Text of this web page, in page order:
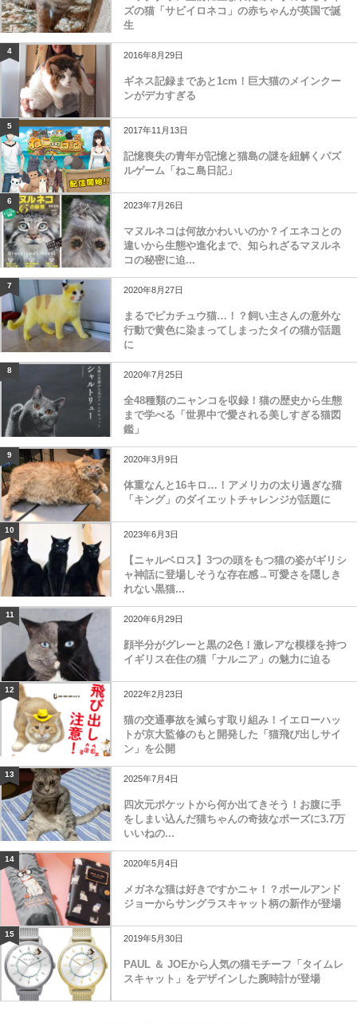
ズの猫「サビイロネコ」の赤ちゃんが英国で誕
生
4 2016年8月29日
ギネス記録まであと1cm！巨大猫のメインクー
ンがデカすぎる
5 2017年11月13日
記憶喪失の青年が記憶と猫島の謎を紐解くパズ
ルゲーム「ねこ島日記」
6 2023年7月26日
マヌルネコは何故かわいいのか？イエネコとの
違いから生態や進化まで、知られざるマヌルネ
コの秘密に迫...
7 2020年8月27日
まるでピカチュウ猫…！？飼い主さんの意外な
行動で黄色に染まってしまったタイの猫が話題
に
8 2020年7月25日
全48種類のニャンコを収録！猫の歴史から生態
まで学べる「世界中で愛される美しすぎる猫図
鑑」
9 2020年3月9日
体重なんと16キロ…！アメリカの太り過ぎな猫
「キング」のダイエットチャレンジが話題に
10 2023年6月3日
【ニャルベロス】3つの頭をもつ猫の姿がギリシ
ャ神話に登場しそうな存在感→可愛さを隠しき
れない黒猫...
11 2020年6月29日
顔半分がグレーと黒の2色！激レアな模様を持つ
イギリス在住の猫「ナルニア」の魅力に迫る
12 2022年2月23日
猫の交通事故を減らす取り組み！イエローハッ
トが京大監修のもと開発した「猫飛び出しサイ
ン」を公開
13 2025年7月4日
四次元ポケットから何か出てきそう！お腹に手
をしまい込んだ猫ちゃんの奇抜なポーズに3.7万
いいねの...
14 2020年5月4日
メガネな猫は好きですかニャ！？ポールアンド
ジョーからサングラスキャット柄の新作が登場
15 2019年5月30日
PAUL ＆ JOEから人気の猫モチーフ「タイムレ
スキャット」をデザインした腕時計が登場